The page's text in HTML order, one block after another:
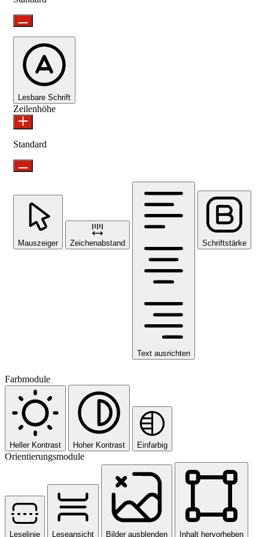
Lesbare Schrift
Zeilenhöhe
Standard
Mauszeiger Zeichenabstand
Text ausrichten
Schriftstärke
Farbmodule
Heller Kontrast Hoher Kontrast Einfarbig
Orientierungsmodule
Leselinie Leseansicht Bilder ausblenden Inhalt hervorheben